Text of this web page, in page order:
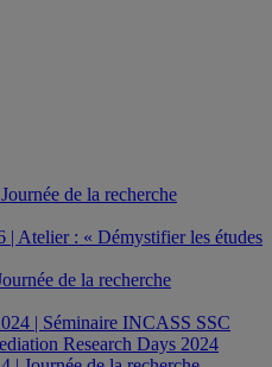
de la recherche
| Atelier : « Démystifier les études
de la recherche
| Séminaire INCASS SSC
Research Days 2024